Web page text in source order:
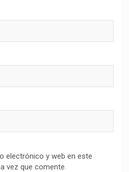
electrónico y web en este
vez que comente.